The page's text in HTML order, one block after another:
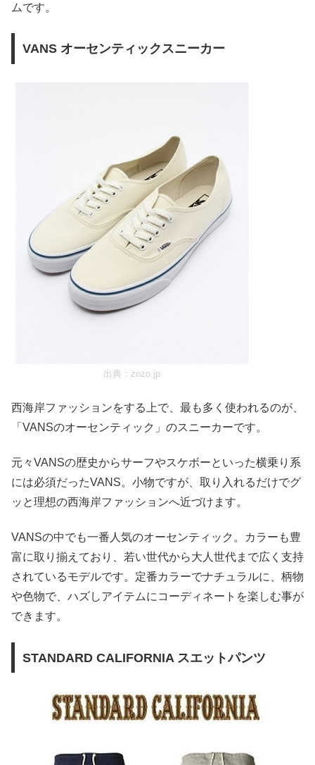
ムです。
VANS オーセンティックスニーカー
出典： zozo.jp
西海岸ファッションをする上で、最も多く使われるのが、
「VANSのオーセンティック」のスニーカーです。
元々VANSの歴史からサーフやスケボーといった横乗り系
には必須だったVANS。小物ですが、取り入れるだけでグ
ッと理想の西海岸ファッションへ近づけます。
VANSの中でも一番人気のオーセンティック。カラーも豊
富に取り揃えており、若い世代から大人世代まで広く支持
されているモデルです。定番カラーでナチュラルに、柄物
や色物で、ハズしアイテムにコーディネートを楽しむ事が
できます。
STANDARD CALIFORNIA スエットパンツ